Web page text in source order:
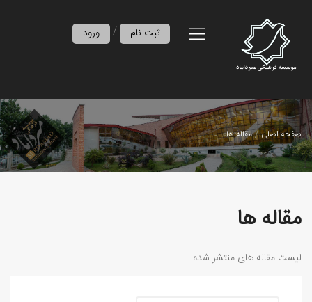
ورود / ثبت نام
صفحه اصلی مقاله ها
مقاله ها
لیست مقاله های منتشر شده